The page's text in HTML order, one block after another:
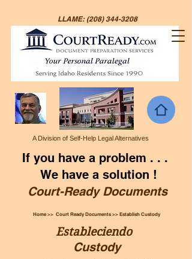
LLAME: (208) 344-3208
If you have a problem . . .
We have a solution !
Court-Ready Documents
A Division of Self-Help Legal Alternatives
Home >> Court Ready Documents >> Establish Custody
Estableciendo
Custody